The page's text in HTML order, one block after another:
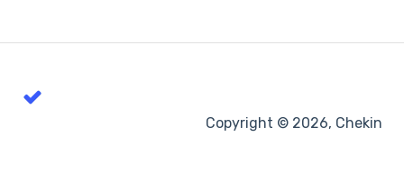
Copyright © 2026, Chekin